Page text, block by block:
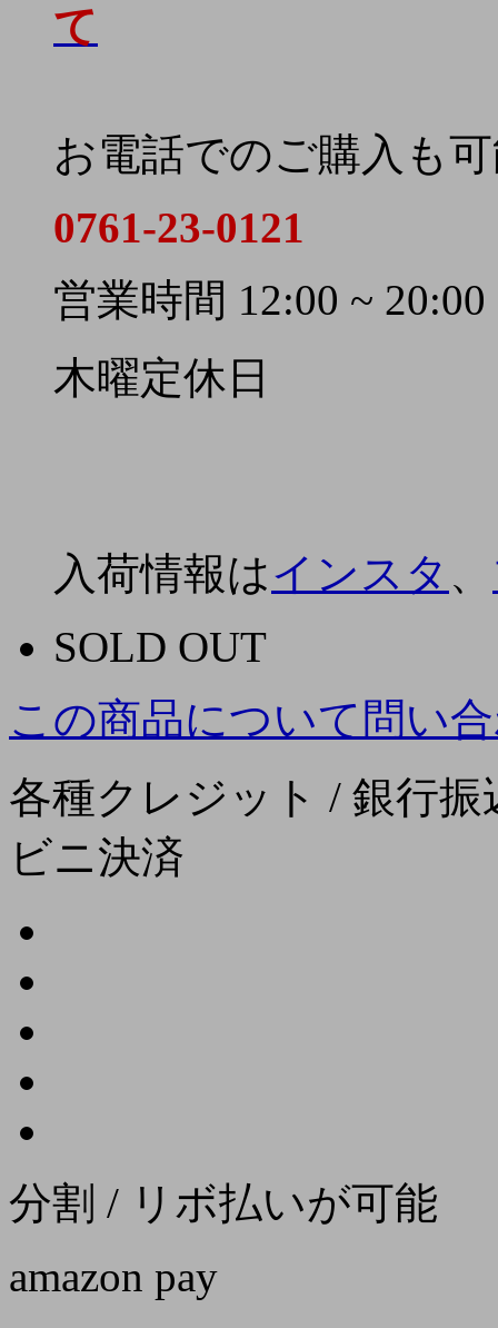
て
お電話でのご購入も
0761-23-0121
営業時間 12:00 ~ 20:00
木曜定休日
入荷情報はインスタ 、
SOLD OUT
この商品について問い
各種クレジット / 銀行
ビニ決済
分割 / リボ払いが可能
amazon pay